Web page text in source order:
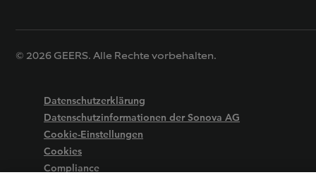
© 2026 GEERS. Alle Rechte vorbehalten.
Datenschutzerklärung
Datenschutzinformationen der Sonova AG
Cookie-Einstellungen
Cookies
Compliance